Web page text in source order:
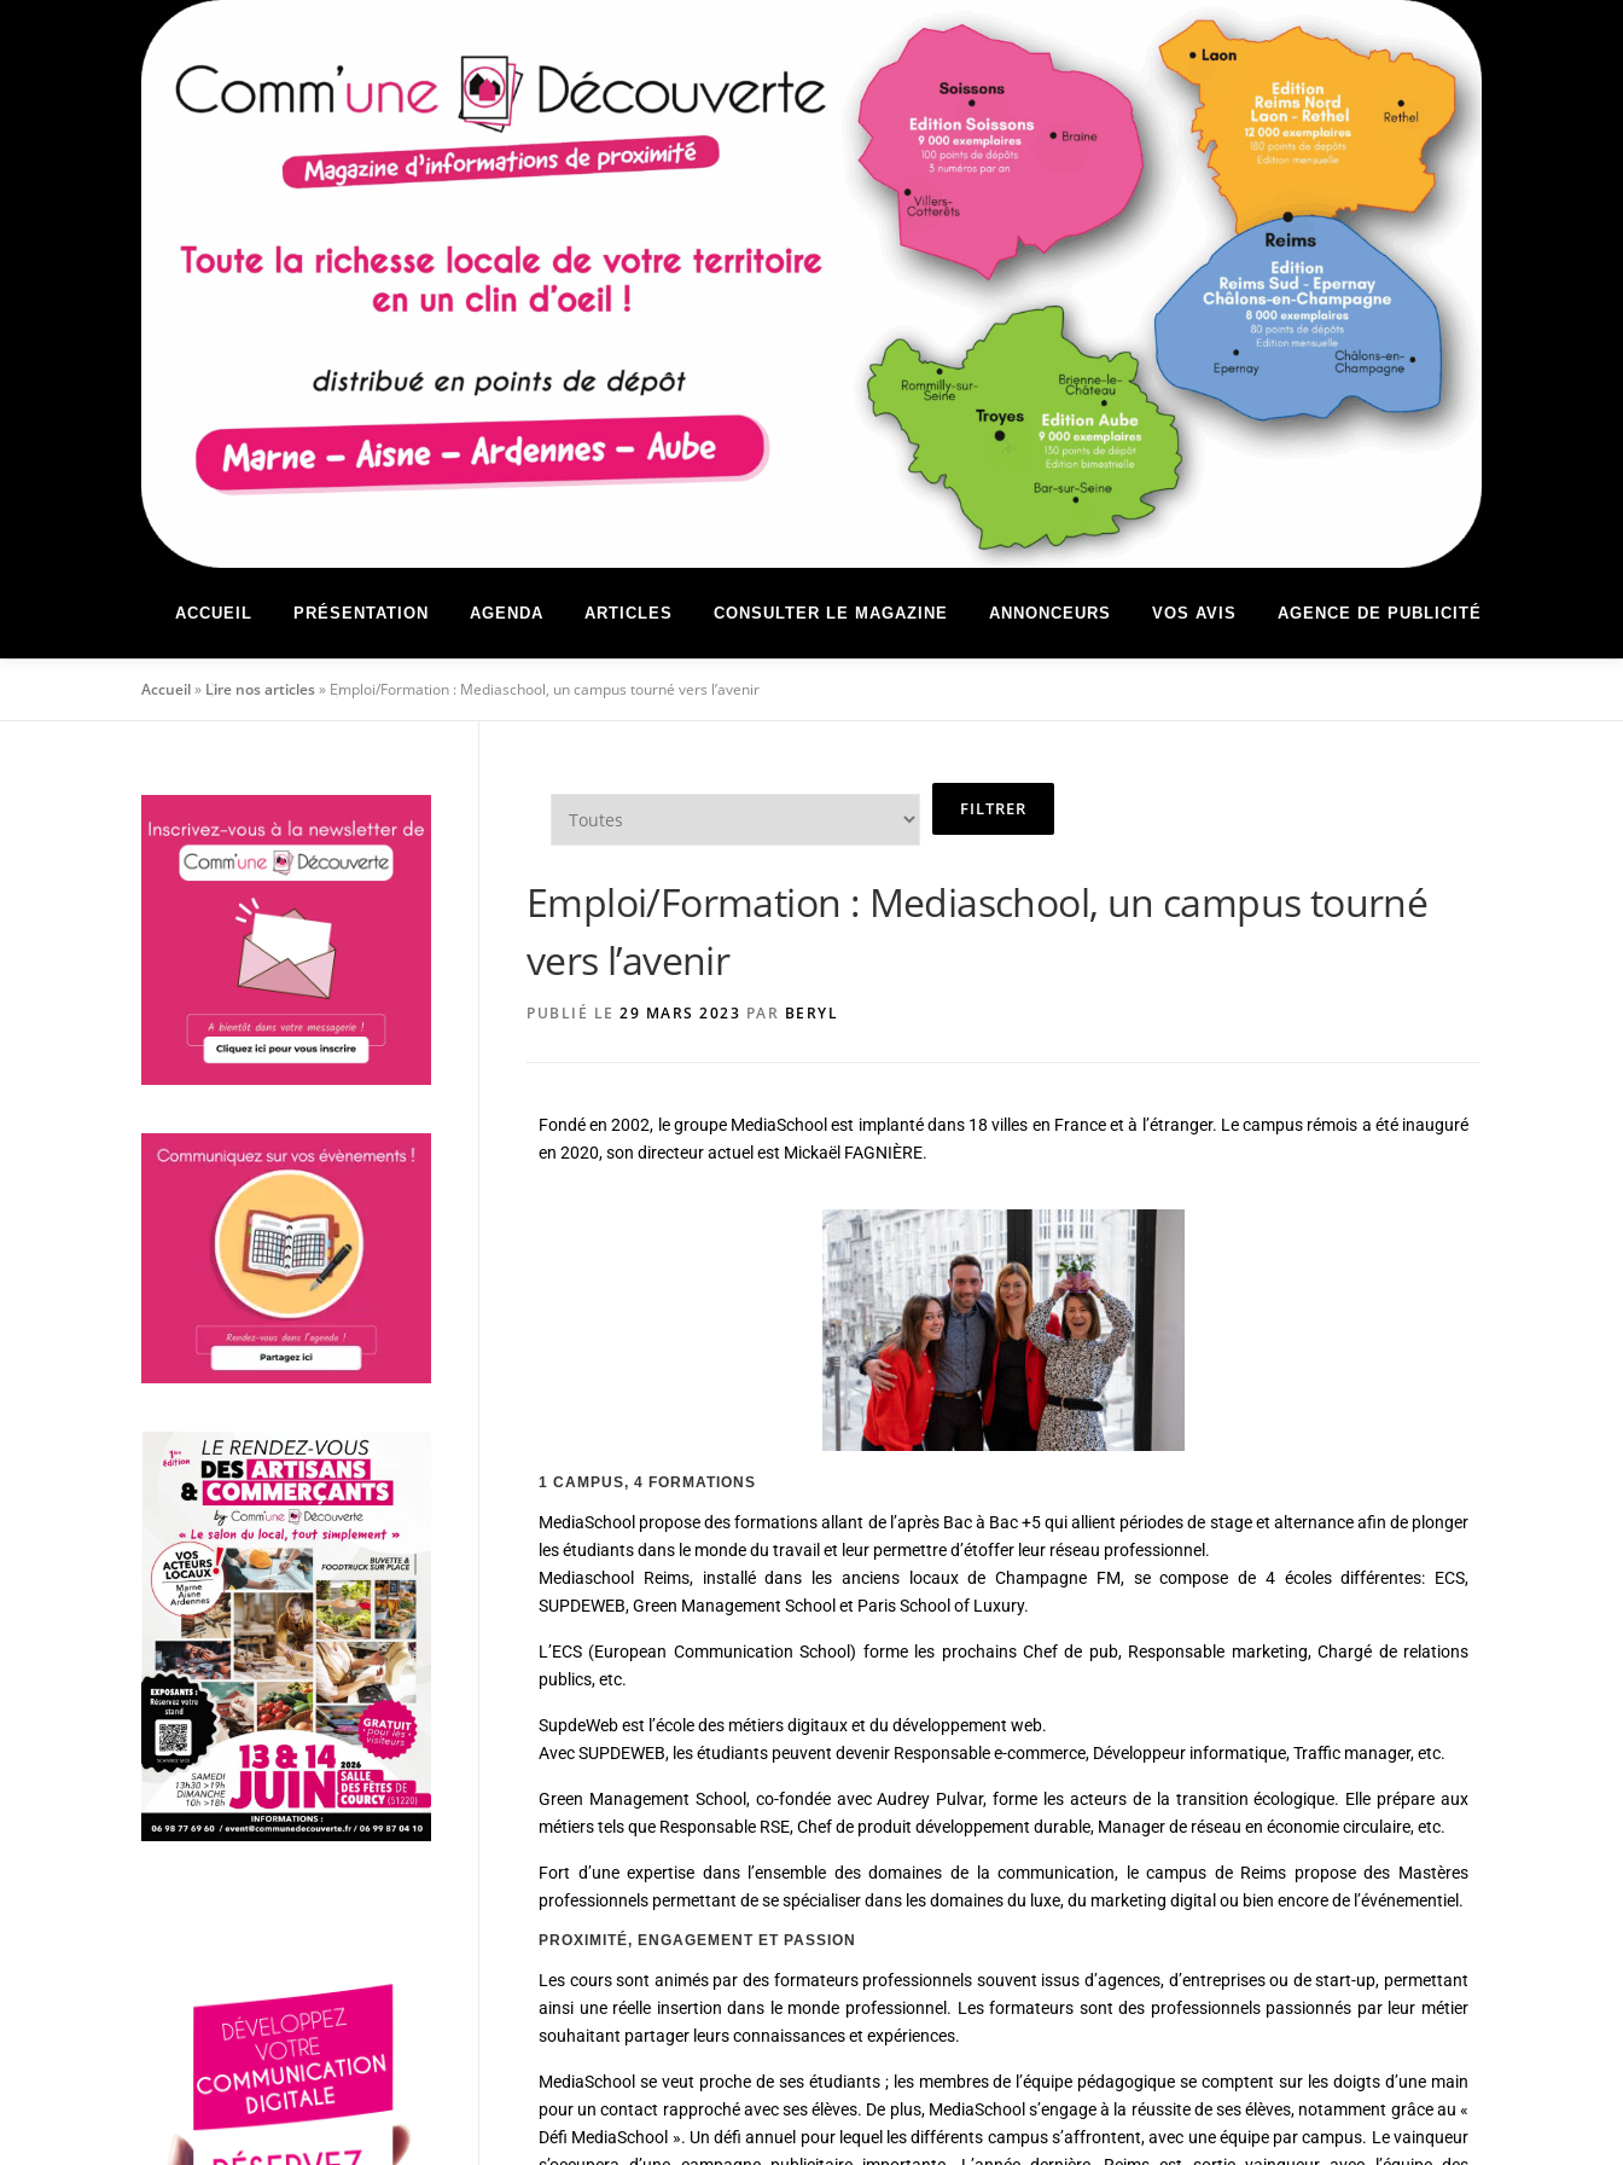
ACCUEIL PRÉSENTATION AGENDA ARTICLES CONSULTER LE MAGAZINE ANNONCEURS VOS AVIS AGENCE DE PUBLICITÉ
Accueil» Lire nos articles» Emploi/Formation : Mediaschool, un campus tourné vers l’avenir
Emploi/Formation : Mediaschool, un campus tourné
vers l’avenir
PUBLIÉ LE 29 MARS 2023 PAR BERYL
Fondé en 2002, le groupe MediaSchool est implanté dans 18 villes en France et à l’étranger. Le campus rémois a été inauguré
en 2020, son directeur actuel est Mickaël FAGNIÈRE.
1 CAMPUS, 4 FORMATIONS
MediaSchool propose des formations allant de l’après Bac à Bac +5 qui allient périodes de stage et alternance afin de plonger
les étudiants dans le monde du travail et leur permettre d’étoffer leur réseau professionnel.
Mediaschool Reims, installé dans les anciens locaux de Champagne FM, se compose de 4 écoles différentes: ECS,
SUPDEWEB, Green Management School et Paris School of Luxury.
L’ECS (European Communication School) forme les prochains Chef de pub, Responsable marketing, Chargé de relations
publics, etc.
SupdeWeb est l’école des métiers digitaux et du développement web.
Avec SUPDEWEB, les étudiants peuvent devenir Responsable e-commerce, Développeur informatique, Traffic manager, etc.
Green Management School, co-fondée avec Audrey Pulvar, forme les acteurs de la transition écologique. Elle prépare aux
métiers tels que Responsable RSE, Chef de produit développement durable, Manager de réseau en économie circulaire, etc.
Fort d’une expertise dans l’ensemble des domaines de la communication, le campus de Reims propose des Mastères
professionnels permettant de se spécialiser dans les domaines du luxe, du marketing digital ou bien encore de l’événementiel.
PROXIMITÉ, ENGAGEMENT ET PASSION
Les cours sont animés par des formateurs professionnels souvent issus d’agences, d’entreprises ou de start-up, permettant
ainsi une réelle insertion dans le monde professionnel. Les formateurs sont des professionnels passionnés par leur métier
souhaitant partager leurs connaissances et expériences.
MediaSchool se veut proche de ses étudiants ; les membres de l’équipe pédagogique se comptent sur les doigts d’une main
pour un contact rapproché avec ses élèves. De plus, MediaSchool s’engage à la réussite de ses élèves, notamment grâce au «
Défi MediaSchool ». Un défi annuel pour lequel les différents campus s’affrontent, avec une équipe par campus. Le vainqueur